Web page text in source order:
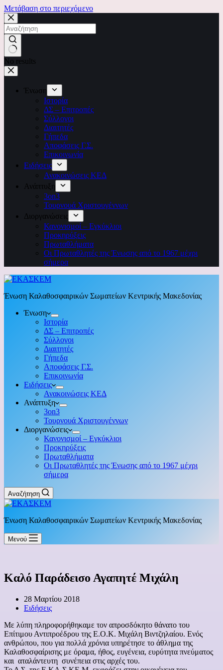
Μετάβαση στο περιεχόμενο
No results
Ένωση
Ιστορία
ΔΣ – Επιτροπές
Σύλλογοι
Διαιτητές
Γήπεδα
Αποφάσεις Γ.Σ.
Επικοινωνία
Ειδήσεις
Ανακοινώσεις ΚΕΔ
Ανάπτυξη
3on3
Τουρνουά Χριστουγέννων
Διοργανώσεις
Κανονισμοί – Εγκύκλιοι
Προκηρύξεις
Πρωταθλήματα
Οι Πρωταθλητές της Ένωσης από το 1967 μέχρι
σήμερα
Ένωση Καλαθοσφαιρικών Σωματείων Κεντρικής Μακεδονίας
Ένωση
Ιστορία
ΔΣ – Επιτροπές
Σύλλογοι
Διαιτητές
Γήπεδα
Αποφάσεις Γ.Σ.
Επικοινωνία
Ειδήσεις
Ανακοινώσεις ΚΕΔ
Ανάπτυξη
3on3
Τουρνουά Χριστουγέννων
Διοργανώσεις
Κανονισμοί – Εγκύκλιοι
Προκηρύξεις
Πρωταθλήματα
Οι Πρωταθλητές της Ένωσης από το 1967 μέχρι
σήμερα
Αναζήτηση
Ένωση Καλαθοσφαιρικών Σωματείων Κεντρικής Μακεδονίας
Μενού
Καλό Παράδεισο Αγαπητέ Μιχάλη
28 Μαρτίου 2018
Ειδήσεις
Με λύπη πληροφορήθηκαμε τον απροσδόκητο θάνατο του
Επίτιμου Αντιπροέδρου της Ε.Ο.Κ. Μιχάλη Βιντζηλαίου. Ενός
ανθρώπου, που για πολλά χρόνια υπηρέτησε το άθλημα της
Καλαθοσφαίρισης με όραμα, ήθος, ευγένεια, ευρύτητα πνεύματος
και αταλάντευτη συνέπεια στις αρχές του.